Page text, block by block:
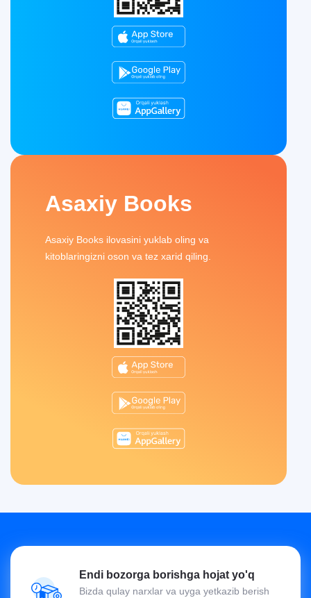
Asaxiy Books
Asaxiy Books ilovasini yuklab oling va
kitoblaringizni oson va tez xarid qiling.
Endi bozorga borishga hojat yo'q
Bizda qulay narxlar va uyga yetkazib berish